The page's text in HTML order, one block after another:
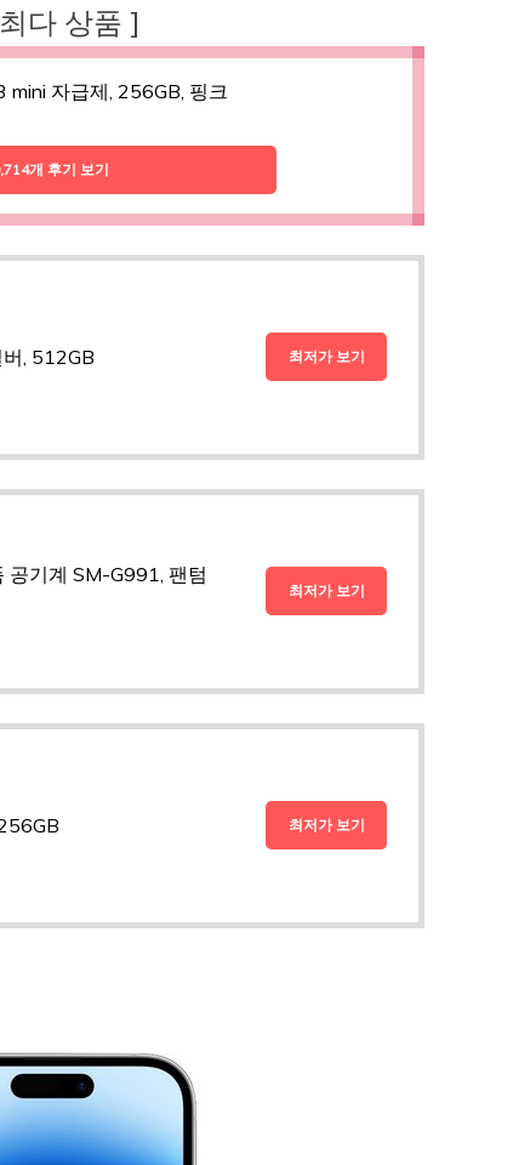
다 상품 ]
mini 자급제, 256GB, 핑크
개 후기 보기
, 512GB 최저가 보기
공기계 SM-G991, 팬텀
최저가 보기
최저가 보기